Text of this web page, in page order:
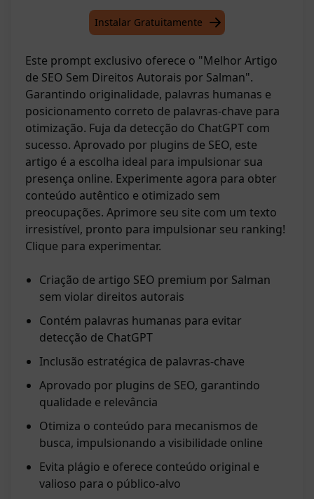
Instalar Gratuitamente
Este prompt exclusivo oferece o "Melhor Artigo
de SEO Sem Direitos Autorais por Salman".
Garantindo originalidade, palavras humanas e
posicionamento correto de palavras-chave para
otimização. Fuja da detecção do ChatGPT com
sucesso. Aprovado por plugins de SEO, este
artigo é a escolha ideal para impulsionar sua
presença online. Experimente agora para obter
conteúdo autêntico e otimizado sem
preocupações. Aprimore seu site com um texto
irresistível, pronto para impulsionar seu ranking!
Clique para experimentar.
Criação de artigo SEO premium por Salman
sem violar direitos autorais
Contém palavras humanas para evitar
detecção de ChatGPT
Inclusão estratégica de palavras-chave
Aprovado por plugins de SEO, garantindo
qualidade e relevância
Otimiza o conteúdo para mecanismos de
busca, impulsionando a visibilidade online
Evita plágio e oferece conteúdo original e
valioso para o público-alvo